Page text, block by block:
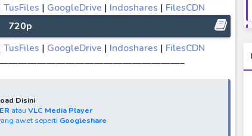
TusFiles | GoogleDrive | Indoshares | FilesCDN
720p
TusFiles | GoogleDrive | Indoshares | FilesCDN
Disini
atau VLC Media Player
awet seperti Googleshare